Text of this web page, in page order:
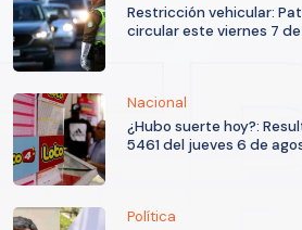
Restricción vehicular:
circular este viernes 7
Nacional
¿Hubo suerte hoy?:
5461 del jueves 6 de
Política